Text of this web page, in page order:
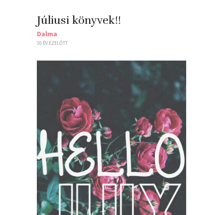
Júliusi könyvek!!
Dalma
10 ÉV EZELŐTT